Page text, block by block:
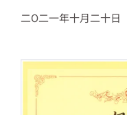
二O二一年十月二十日